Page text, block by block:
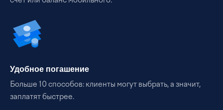
Удобное погашение
Больше 10 способов: клиенты могут выбрать, а значит,
заплатят быстрее.